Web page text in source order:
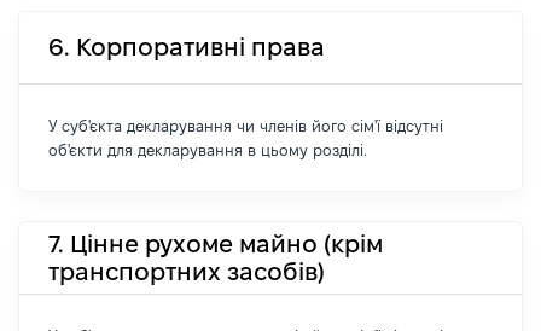
6. Корпоративні права
У суб'єкта декларування чи членів його сім'ї відсутні
об'єкти для декларування в цьому розділі.
7. Цінне рухоме майно (крім
транспортних засобів)